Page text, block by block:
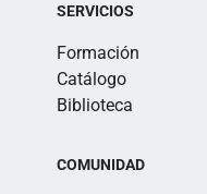
SERVICIOS
Formación
Catálogo
Biblioteca
COMUNIDAD